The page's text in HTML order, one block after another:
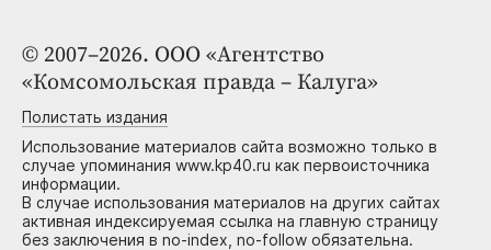
© 2007–2026. ООО «Агентство
«Комсомольская правда – Калуга»
Полистать издания
Использование материалов сайта возможно только в
случае упоминания www.kp40.ru как первоисточника
информации.
В случае использования материалов на других сайтах
активная индексируемая ссылка на главную страницу
без заключения в no-index, no-follow обязательна.